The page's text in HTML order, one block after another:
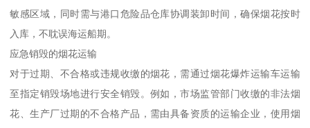
敏感区域，同时需与港口危险品仓库协调装卸时间，确保烟花按时
入库，不耽误海运船期。​
应急销毁的烟花运输​
对于过期、不合格或违规收缴的烟花，需通过烟花爆炸运输车运输
至指定销毁场地进行安全销毁。例如，市场监管部门收缴的非法烟
花、生产厂过期的不合格产品，需由具备资质的运输企业，使用烟